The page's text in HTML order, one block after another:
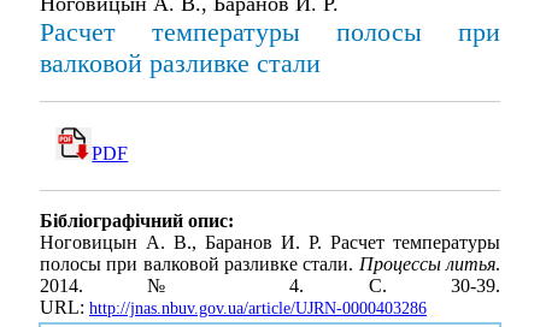
Расчет температуры полосы при
валковой разливке стали
PDF
Бібліографічний опис:
Ноговицын А. В., Баранов И. Р. Расчет температуры
полосы при валковой разливке стали. Процессы литья.
2014. № 4. С. 30-39.
URL: http://jnas.nbuv.gov.ua/article/UJRN-0000403286